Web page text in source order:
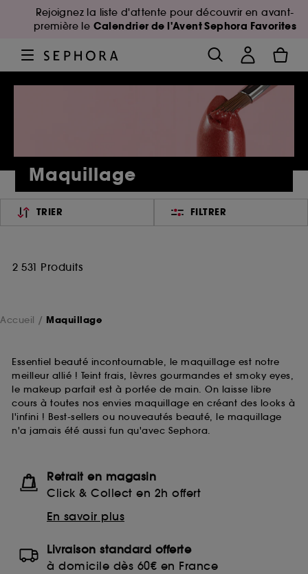
Rejoignez la liste d'attente pour découvrir en avant-
première le Calendrier de l'Avent Sephora Favorites
Maquillage
TRIER FILTRER
2 531 Produits
Accueil Maquillage
Essentiel beauté incontournable, le maquillage est notre
meilleur allié ! Teint frais, lèvres gourmandes et smoky eyes,
le makeup parfait est à portée de main. On laisse libre
cours à toutes nos envies maquillage en créant des looks à
l'infini ! Best-sellers ou nouveautés beauté, le maquillage
n'a jamais été aussi fun qu'avec Sephora.
Retrait en magasin
Click & Collect en 2h offert
En savoir plus
Livraison standard offerte
à domicile dès 60€ en France